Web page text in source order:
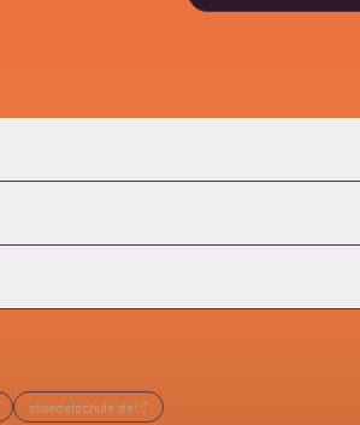
staedelschule.de